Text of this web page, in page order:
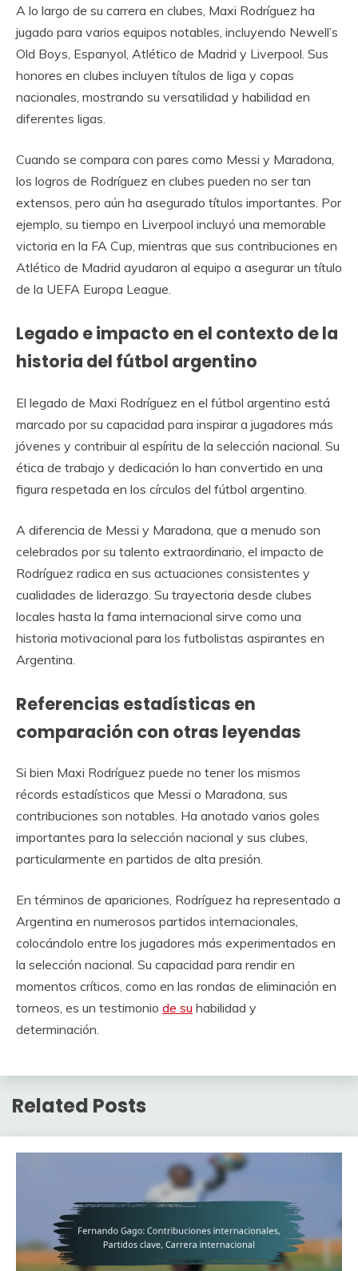
A lo largo de su carrera en clubes, Maxi Rodríguez ha
jugado para varios equipos notables, incluyendo Newell’s
Old Boys, Espanyol, Atlético de Madrid y Liverpool. Sus
honores en clubes incluyen títulos de liga y copas
nacionales, mostrando su versatilidad y habilidad en
diferentes ligas.
Cuando se compara con pares como Messi y Maradona,
los logros de Rodríguez en clubes pueden no ser tan
extensos, pero aún ha asegurado títulos importantes. Por
ejemplo, su tiempo en Liverpool incluyó una memorable
victoria en la FA Cup, mientras que sus contribuciones en
Atlético de Madrid ayudaron al equipo a asegurar un título
de la UEFA Europa League.
Legado e impacto en el contexto de la
historia del fútbol argentino
El legado de Maxi Rodríguez en el fútbol argentino está
marcado por su capacidad para inspirar a jugadores más
jóvenes y contribuir al espíritu de la selección nacional. Su
ética de trabajo y dedicación lo han convertido en una
figura respetada en los círculos del fútbol argentino.
A diferencia de Messi y Maradona, que a menudo son
celebrados por su talento extraordinario, el impacto de
Rodríguez radica en sus actuaciones consistentes y
cualidades de liderazgo. Su trayectoria desde clubes
locales hasta la fama internacional sirve como una
historia motivacional para los futbolistas aspirantes en
Argentina.
Referencias estadísticas en
comparación con otras leyendas
Si bien Maxi Rodríguez puede no tener los mismos
récords estadísticos que Messi o Maradona, sus
contribuciones son notables. Ha anotado varios goles
importantes para la selección nacional y sus clubes,
particularmente en partidos de alta presión.
En términos de apariciones, Rodríguez ha representado a
Argentina en numerosos partidos internacionales,
colocándolo entre los jugadores más experimentados en
la selección nacional. Su capacidad para rendir en
momentos críticos, como en las rondas de eliminación en
torneos, es un testimonio de su habilidad y
determinación.
Related Posts